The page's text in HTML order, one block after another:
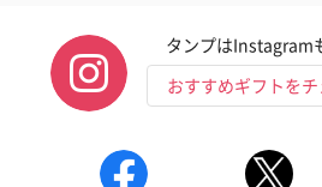
タンプはInstagram
おすすめギフトをチ